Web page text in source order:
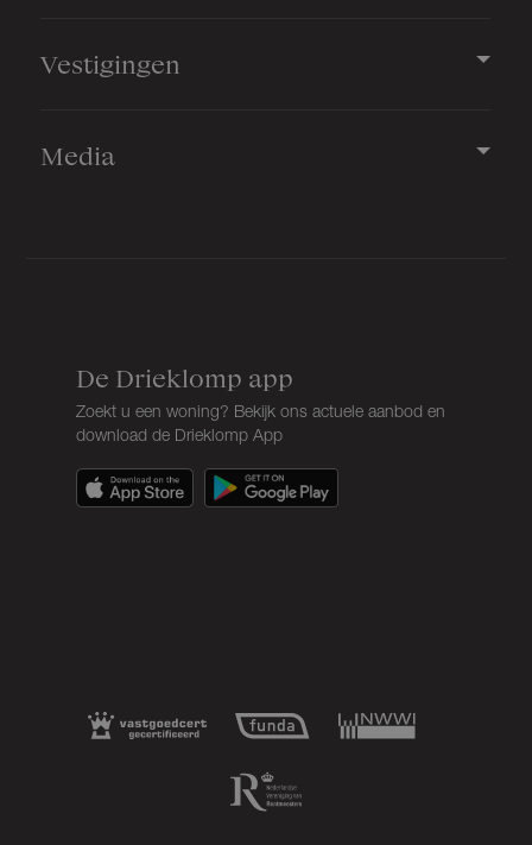
Vestigingen
Media
De Drieklomp app
Zoekt u een woning? Bekijk ons actuele aanbod en
download de Drieklomp App